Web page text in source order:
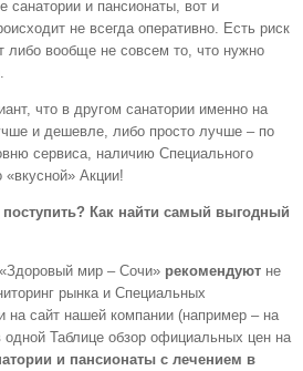
санатории и пансионаты, вот и
не всегда оперативно. Есть риск
либо вообще не совсем то, что нужно
что в другом санатории именно на
и дешевле, либо просто лучше – по
сервиса, наличию Специального
«вкусной» Акции!
Как найти самый выгодный
мир – Сочи» рекомендуют не
рынка и Специальных
на сайт нашей компании (например – на
одной Таблице обзор официальных цен на
и пансионаты с лечением в